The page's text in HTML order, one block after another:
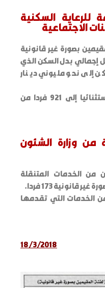
للرعاية السكنية
الاجتماعية
بصورة غير قانونية
إجمالي بدل السكن الذي
إلى نحو مليوني دينار
تم صرف 921 معاشا تقاعديا استثنائيا إلى 921 فردا من
من وزارة الشئون
من الخدمات المتنقلة
قانونية 173 فردا.
الخدمات التي تقدمها
18/3/2018